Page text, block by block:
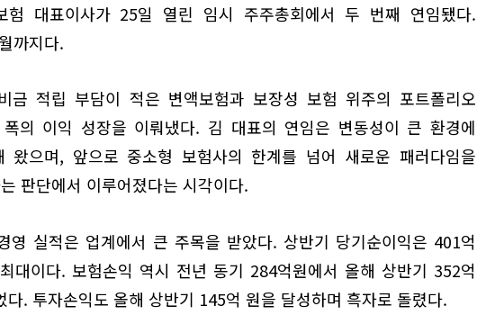
험 대표이사가 25일 열린 임시 주주총회에서 두 번째 연임됐다.
까지다.
금 적립 부담이 적은 변액보험과 보장성 보험 위주의 포트폴리오
의 이익 성장을 이뤄냈다. 김 대표의 연임은 변동성이 큰 환경에
왔으며, 앞으로 중소형 보험사의 한계를 넘어 새로운 패러다임을
판단에서 이루어졌다는 시각이다.
영 실적은 업계에서 큰 주목을 받았다. 상반기 당기순이익은 401억
대이다. 보험손익 역시 전년 동기 284억원에서 올해 상반기 352억
다. 투자손익도 올해 상반기 145억 원을 달성하며 흑자로 돌렸다.